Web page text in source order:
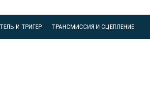
И ТРИГЕР ТРАНСМИССИЯ И СЦЕПЛЕНИЕ